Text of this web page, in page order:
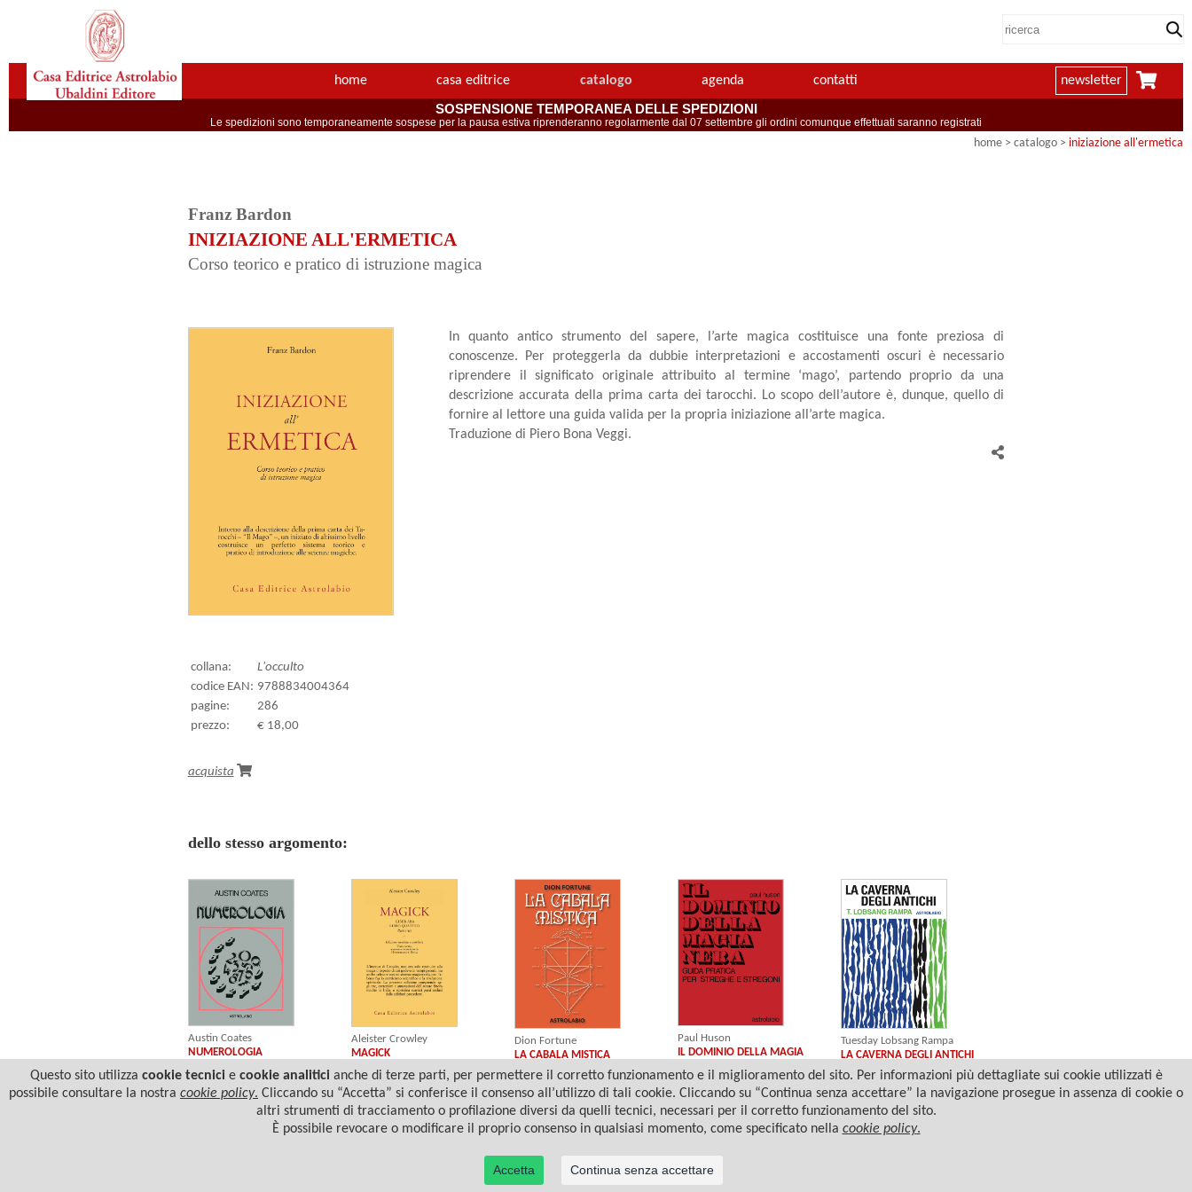
home casa editrice catalogo agenda contatti newsletter
SOSPENSIONE TEMPORANEA DELLE SPEDIZIONI
Le spedizioni sono temporaneamente sospese per la pausa estiva riprenderanno regolarmente dal 07 settembre gli ordini comunque effettuati saranno registrati
home > catalogo > iniziazione all'ermetica
Franz Bardon
INIZIAZIONE ALL'ERMETICA
Corso teorico e pratico di istruzione magica
In quanto antico strumento del sapere, l’arte magica costituisce una fonte preziosa di
conoscenze. Per proteggerla da dubbie interpretazioni e accostamenti oscuri è necessario
riprendere il significato originale attribuito al termine ‘mago’, partendo proprio da una
descrizione accurata della prima carta dei tarocchi. Lo scopo dell’autore è, dunque, quello di
fornire al lettore una guida valida per la propria iniziazione all’arte magica.
Traduzione di Piero Bona Veggi.
collana:
L'occulto
codice EAN: 9788834004364
pagine:
286
prezzo:
€ 18,00
acquista
dello stesso argomento:
Austin Coates
NUMEROLOGIA
Aleister Crowley
MAGICK
Dion Fortune
LA CABALA MISTICA
Paul Huson
IL DOMINIO DELLA MAGIA
Tuesday Lobsang Rampa
LA CAVERNA DEGLI ANTICHI
© 2022 Casa Editrice Astrolabio - Ubaldini Editore S.r.l. - P.IVA 10323461003 |
Questo sito utilizza cookie tecnicie cookie analiticianche di terze parti, per permettere il corretto funzionamento e il miglioramento del sito. Per informazioni più dettagliate sui cookie utilizzati è
possibile consultare la nostra cookie policy. Cliccando su “Accetta” si conferisce il consenso all’utilizzo di tali cookie. Cliccando su “Continua senza accettare” la navigazione prosegue in assenza di cookie o
altri strumenti di tracciamento o profilazione diversi da quelli tecnici, necessari per il corretto funzionamento del sito.
È possibile revocare o modificare il proprio consenso in qualsiasi momento, come specificato nella cookie policy.
Accetta Continua senza accettare